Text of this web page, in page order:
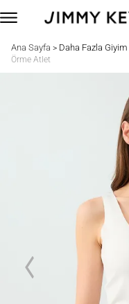
Ana Sayfa > Daha Fazla Giyim
Örme Atlet